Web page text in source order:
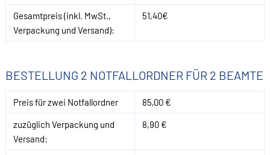
Gesamtpreis (inkl. MwSt.,
Verpackung und Versand):
51,40€
BESTELLUNG 2 NOTFALLORDNER FÜR 2 BEAMTE
Preis für zwei Notfallordner 85,00 €
zuzüglich Verpackung und
Versand:
8,90 €